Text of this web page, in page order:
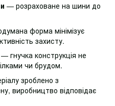
— розраховане на шини до
форма мінімізує
захисту.
— гнучка конструкція не
чи брудом.
зроблено з
виробництво відповідає